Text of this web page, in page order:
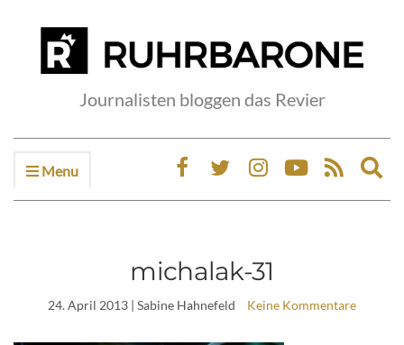
Journalisten bloggen das Revier
Menu
michalak-31
24. April 2013 | Sabine Hahnefeld Keine Kommentare